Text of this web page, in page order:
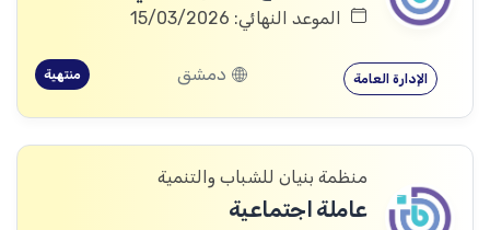
الموعد النهائي: 15/03/2026
الإدارة العامة دمشق منتهية
منظمة بنيان للشباب والتنمية
عاملة اجتماعية